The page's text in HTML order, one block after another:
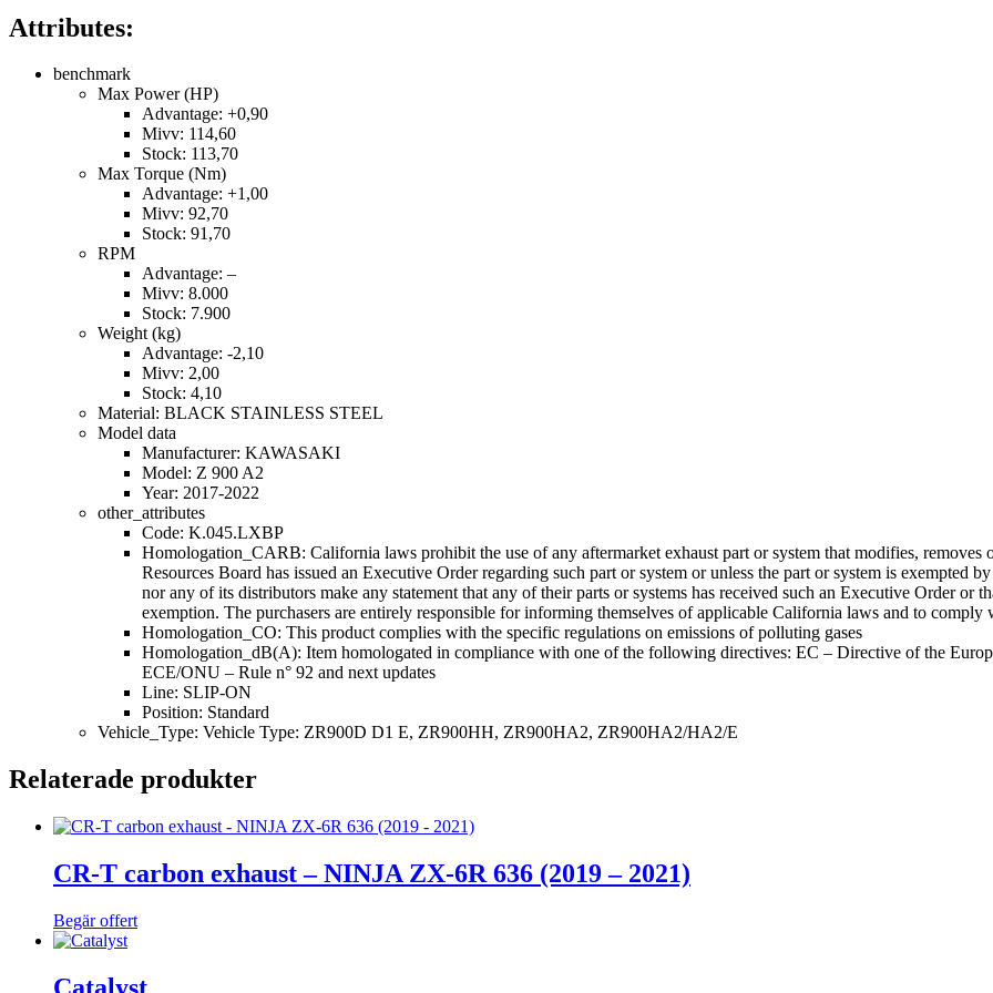
Attributes:
benchmark
Max Power (HP)
Advantage: +0,90
Mivv: 114,60
Stock: 113,70
Max Torque (Nm)
Advantage: +1,00
Mivv: 92,70
Stock: 91,70
RPM
Advantage: –
Mivv: 8.000
Stock: 7.900
Weight (kg)
Advantage: -2,10
Mivv: 2,00
Stock: 4,10
Material: BLACK STAINLESS STEEL
Model data
Manufacturer: KAWASAKI
Model: Z 900 A2
Year: 2017-2022
other_attributes
Code: K.045.LXBP
Homologation_CARB: California laws prohibit the use of any aftermarket exhaust part or system that modifies, removes
Resources Board has issued an Executive Order regarding such part or system or unless the part or system is
nor any of its distributors make any statement that any of their parts or systems has received such an Executive Order or
exemption. The purchasers are entirely responsible for informing themselves of applicable California laws and to comply
Homologation_CO: This product complies with the specific regulations on emissions of polluting gases
Homologation_dB(A): Item homologated in compliance with one of the following directives: EC – Directive of the
ECE/ONU – Rule n° 92 and next updates
Line: SLIP-ON
Position: Standard
Vehicle_Type: Vehicle Type: ZR900D D1 E, ZR900HH, ZR900HA2, ZR900HA2/HA2/E
Relaterade produkter
CR-T carbon exhaust – NINJA ZX-6R 636 (2019 – 2021)
Begär offert